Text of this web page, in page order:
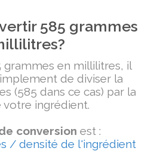
585 grammes
en millilitres, il
de diviser la
(585 dans ce cas) par la
votre ingrédient.
conversion est :
/ densité de l'ingrédient